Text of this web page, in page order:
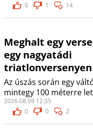
0
1 14
Meghalt egy
egy nagyatádi
triatlonversenyen
Az úszás során egy
mintegy 100 méterre
2026.08.09 12:35
0
0 2